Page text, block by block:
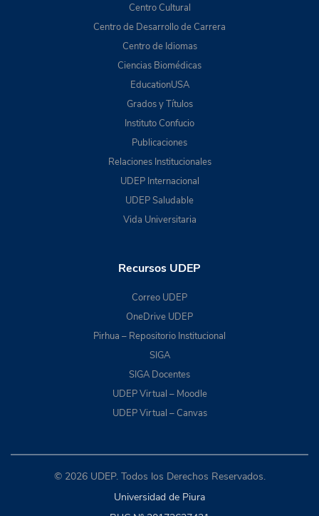
Centro Cultural
Centro de Desarrollo de Carrera
Centro de Idiomas
Ciencias Biomédicas
EducationUSA
Grados y Títulos
Instituto Confucio
Publicaciones
Relaciones Institucionales
UDEP Internacional
UDEP Saludable
Vida Universitaria
Recursos UDEP
Correo UDEP
OneDrive UDEP
Pirhua – Repositorio Institucional
SIGA
SIGA Docentes
UDEP Virtual – Moodle
UDEP Virtual – Canvas
© 2026 UDEP. Todos los Derechos Reservados.
Universidad de Piura